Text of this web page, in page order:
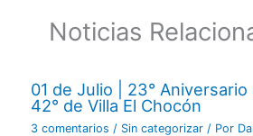
Noticias
01 de Julio | 23° Aniversario
42° de Villa El Chocón
3 comentarios / Sin categorizar / Por